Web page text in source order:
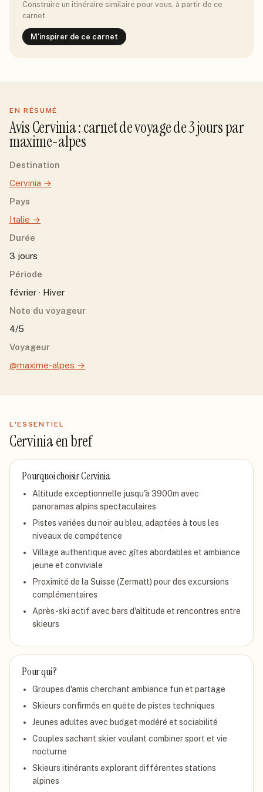
Construire un itinéraire similaire pour vous, à partir de ce
carnet.
M'inspirer de ce carnet
EN RÉSUMÉ
AvisCervinia: carnet de voyage de3jourspar
maxime-alpes
Destination
Cervinia →
Pays
Italie →
Durée
3 jours
Période
février · Hiver
Note du voyageur
4/5
Voyageur
@maxime-alpes →
L'ESSENTIEL
Cerviniaen bref
Pourquoi choisirCervinia
Altitude exceptionnelle jusqu'à 3900m avec
panoramas alpins spectaculaires
Pistes variées du noir au bleu, adaptées à tous les
niveaux de compétence
Village authentique avec gîtes abordables et ambiance
jeune et conviviale
Proximité de la Suisse (Zermatt) pour des excursions
complémentaires
Après-ski actif avec bars d'altitude et rencontres entre
skieurs
Pour qui ?
Groupes d'amis cherchant ambiance fun et partage
Skieurs confirmés en quête de pistes techniques
Jeunes adultes avec budget modéré et sociabilité
Couples sachant skier voulant combiner sport et vie
nocturne
Skieurs itinérants explorant différentes stations
alpines